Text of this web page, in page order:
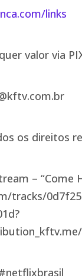
links
valor via
os direitos
– “Come
tracks/